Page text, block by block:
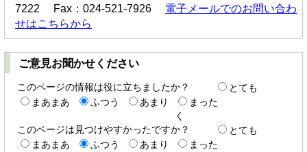
7222 Fax：024-521-7926 電子メールでのお問い合わ
せはこちらから
ご意見お聞かせください
このページの情報は役に立ちましたか？
とても
まあまあ
ふつう あまり
まった
く
このページは見つけやすかったですか？
とても
まあまあ
ふつう あまり
まった